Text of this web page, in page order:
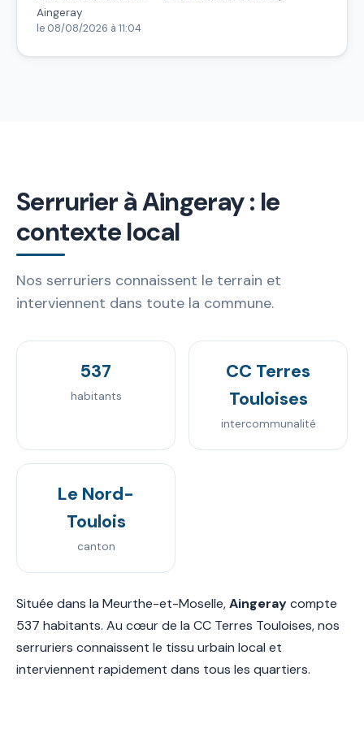
Aingeray
le 08/08/2026 à 11:04
Serrurier à Aingeray : le
contexte local
Nos serruriers connaissent le terrain et
interviennent dans toute la commune.
537
habitants
CC Terres
Touloises
intercommunalité
Le Nord-
Toulois
canton
Située dans la Meurthe-et-Moselle,Aingeraycompte
537 habitants. Au cœur de la CC Terres Touloises, nos
serruriers connaissent le tissu urbain local et
interviennent rapidement dans tous les quartiers.